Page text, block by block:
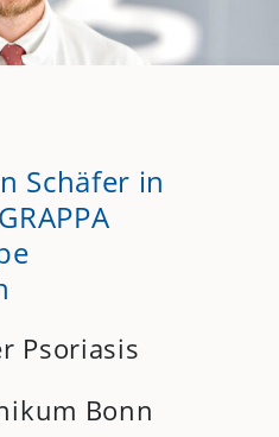
Schäfer in
Psoriasis
Bonn